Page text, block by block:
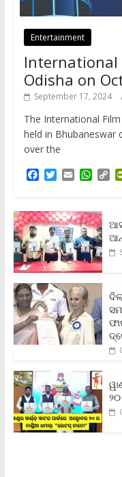
Entertainment
International
Odisha on
September 17, 2024
The International
held in Bhubaneswar
over the
F
e
b
o
o
k
T
t
t
e
r
E
i
l
W
t
s
A
p
p
C
L
i
n
k